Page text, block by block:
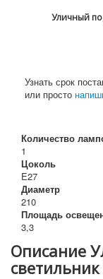
Уличный
Узнать срок
или просто
Количество
1
Цоколь
E27
Диаметр
210
Площадь
3,3
Описание